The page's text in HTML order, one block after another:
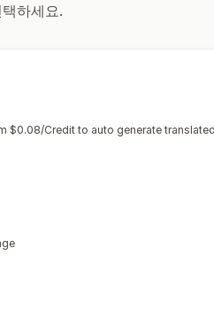
하세요.
$0.08/Credit to auto generate